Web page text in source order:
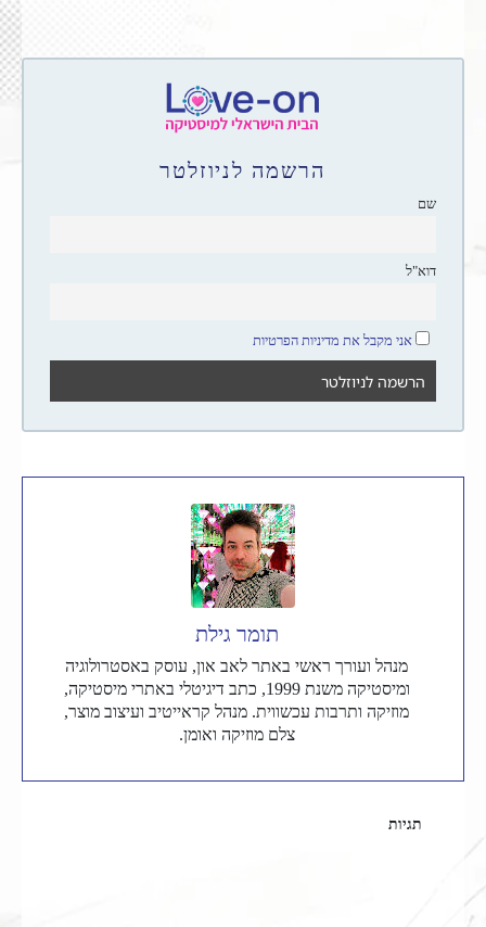
הרשמה לניוזלטר
שם
דוא"ל
אני מקבל את מדיניות הפרטיות
תומר גילת
מנהל ועורך ראשי באתר לאב און, עוסק באסטרולוגיה
ומיסטיקה משנת 1999, כתב דיגיטלי באתרי מיסטיקה,
מוזיקה ותרבות עכשווית. מנהל קראייטיב ועיצוב מוצר,
צלם מוזיקה ואומן.
תגיות